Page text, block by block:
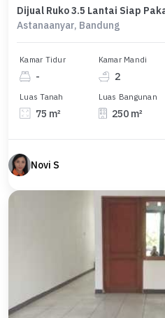
Dijual Ruko 3.5 Lantai Siap
Astanaanyar, Bandung
Kamar Tidur
-
Kamar Mandi
2
Luas Tanah
75 m²
Luas Bangunan
250 m²
Novi S